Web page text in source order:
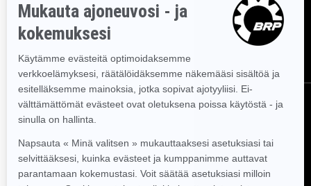
tapahtumat ja tarjoukset.
SEURAA MEITÄ